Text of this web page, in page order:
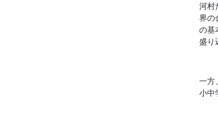
河村
界の
の基
盛り
一方
小中